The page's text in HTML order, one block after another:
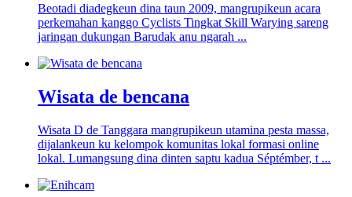
Beotadi diadegkeun dina taun 2009, mangrupikeun acara
perkemahan kanggo Cyclists Tingkat Skill Warying sareng
jaringan dukungan Barudak anu ngarah ...
Wisata de bencana
Wisata D de Tanggara mangrupikeun utamina pesta massa,
dijalankeun ku kelompok komunitas lokal formasi online
lokal. Lumangsung dina dinten saptu kadua Séptémber, t ...